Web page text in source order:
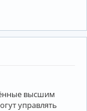
высшим
управлять